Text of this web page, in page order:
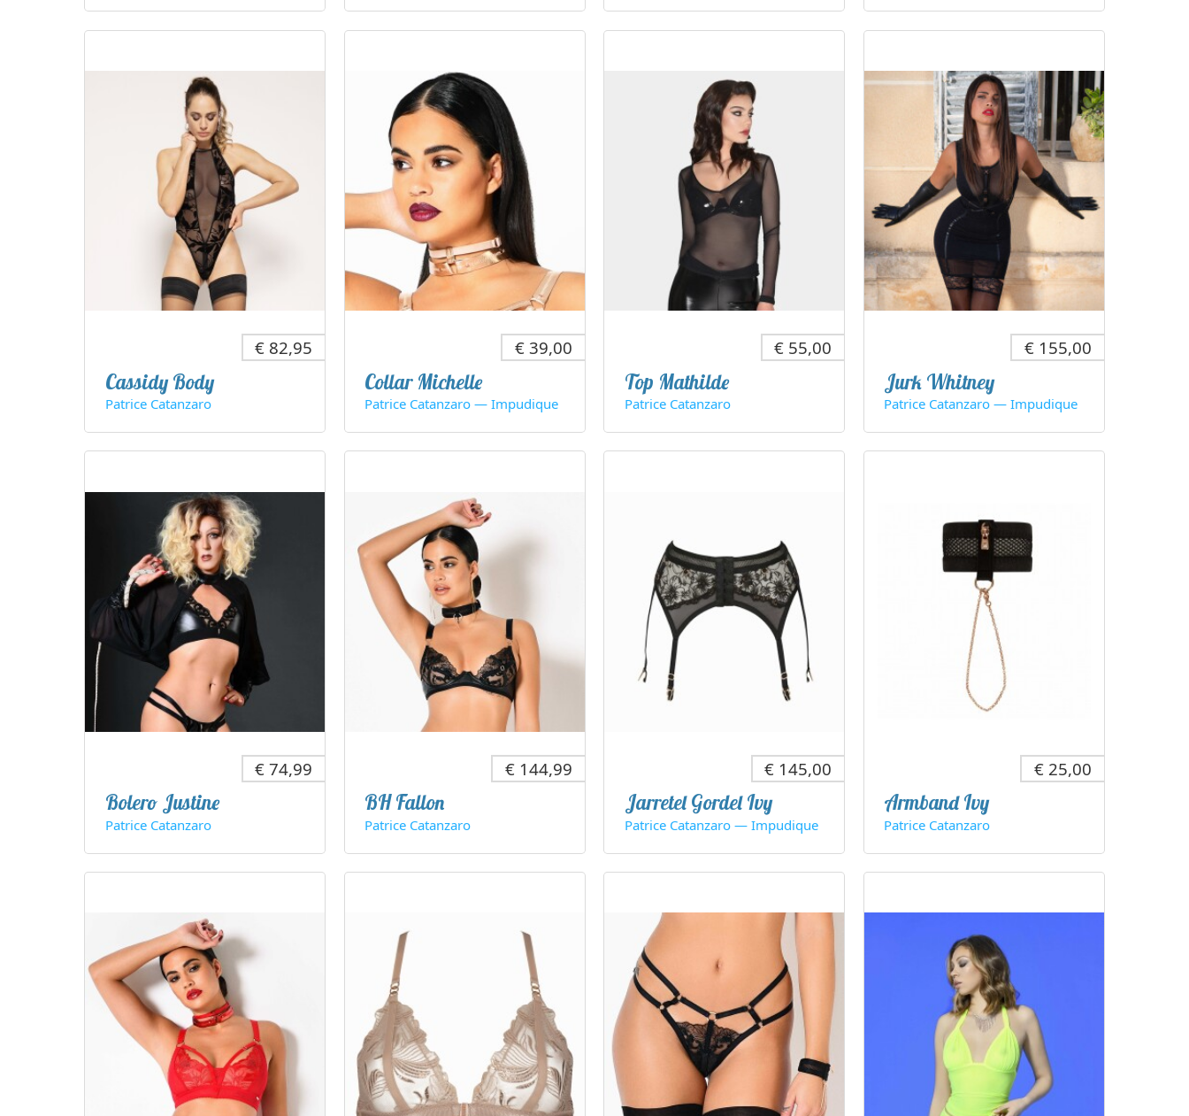
€ 82,95
Cassidy Body
Patrice Catanzaro
€ 39,00
Collar Michelle
Patrice Catanzaro — Impudique
€ 55,00
Top Mathilde
Patrice Catanzaro
€ 155,00
Jurk Whitney
Patrice Catanzaro — Impudique
€ 74,99
Bolero Justine
Patrice Catanzaro
€ 144,99
BH Fallon
Patrice Catanzaro
€ 145,00
Jarretel Gordel Ivy
Patrice Catanzaro — Impudique
€ 25,00
Armband Ivy
Patrice Catanzaro